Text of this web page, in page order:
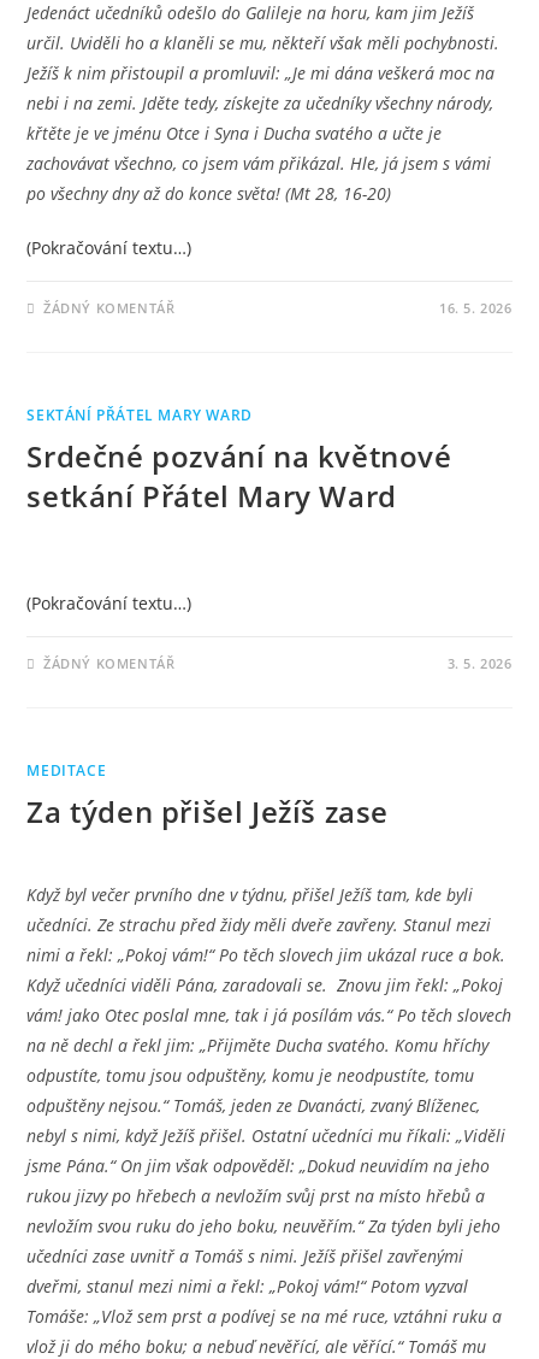
Jedenáct učedníků odešlo do Galileje na horu, kam jim Ježíš
určil. Uviděli ho a klaněli se mu, někteří však měli pochybnosti.
Ježíš k nim přistoupil a promluvil: „Je mi dána veškerá moc na
nebi i na zemi. Jděte tedy, získejte za učedníky všechny národy,
křtěte je ve jménu Otce i Syna i Ducha svatého a učte je
zachovávat všechno, co jsem vám přikázal. Hle, já jsem s vámi
po všechny dny až do konce světa! (Mt 28, 16-20)
(Pokračování textu…)
ŽÁDNÝ KOMENTÁŘ 16. 5. 2026
SEKTÁNÍ PŘÁTEL MARY WARD
Srdečné pozvání na květnové
setkání Přátel Mary Ward
(Pokračování textu…)
ŽÁDNÝ KOMENTÁŘ 3. 5. 2026
MEDITACE
Za týden přišel Ježíš zase
Když byl večer prvního dne v týdnu, přišel Ježíš tam, kde byli
učedníci. Ze strachu před židy měli dveře zavřeny. Stanul mezi
nimi a řekl: „Pokoj vám!“ Po těch slovech jim ukázal ruce a bok.
Když učedníci viděli Pána, zaradovali se. Znovu jim řekl: „Pokoj
vám! jako Otec poslal mne, tak i já posílám vás.“ Po těch slovech
na ně dechl a řekl jim: „Přijměte Ducha svatého. Komu hříchy
odpustíte, tomu jsou odpuštěny, komu je neodpustíte, tomu
odpuštěny nejsou.“ Tomáš, jeden ze Dvanácti, zvaný Blíženec,
nebyl s nimi, když Ježíš přišel. Ostatní učedníci mu říkali: „Viděli
jsme Pána.“ On jim však odpověděl: „Dokud neuvidím na jeho
rukou jizvy po hřebech a nevložím svůj prst na místo hřebů a
nevložím svou ruku do jeho boku, neuvěřím.“ Za týden byli jeho
učedníci zase uvnitř a Tomáš s nimi. Ježíš přišel zavřenými
dveřmi, stanul mezi nimi a řekl: „Pokoj vám!“ Potom vyzval
Tomáše: „Vlož sem prst a podívej se na mé ruce, vztáhni ruku a
vlož ji do mého boku; a nebuď nevěřící, ale věřící.“ Tomáš mu